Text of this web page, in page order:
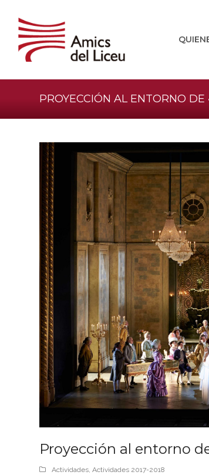
PROYECCIÓN AL ENTORNO
Proyección al entorno
Actividades,Actividades 2017-2018